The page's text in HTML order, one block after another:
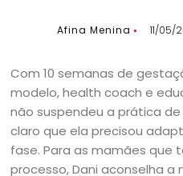
Afina Menina 11/05/
Com 10 semanas de
modelo, health coach e
não suspendeu a prática
claro que ela precisou
fase. Para as mamães que
processo, Dani aconselha a